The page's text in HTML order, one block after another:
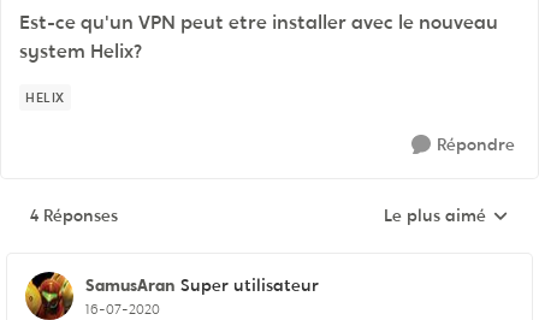
Est-ce qu'un VPN peut etre installer avec le nouveau
system Helix?
HELIX
Répondre
4 Réponses Réponses triées
Le plus aimé
SamusAran Super utilisateur
16-07-2020